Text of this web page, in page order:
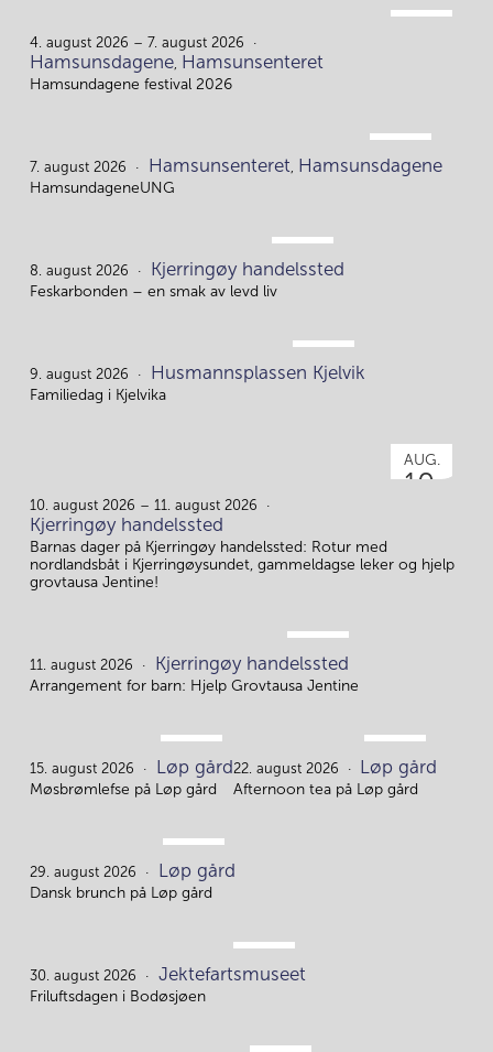
4. august 2026 – 7. august 2026
Hamsunsdagene, Hamsunsenteret
Hamsundagene festival 2026
7.
7. august 2026 Hamsunsenteret, Hamsunsdagene
HamsundageneUNG
8.
8. august 2026 Kjerringøy handelssted
Feskarbonden – en smak av levd liv
9.
9. august 2026 Husmannsplassen Kjelvik
Familiedag i Kjelvika
AUG.
10.
10. august 2026 – 11. august 2026
Kjerringøy handelssted
Barnas dager på Kjerringøy handelssted: Rotur med
nordlandsbåt i Kjerringøysundet, gammeldagse leker og hjelp
grovtausa Jentine!
11.
11. august 2026 Kjerringøy handelssted
Arrangement for barn: Hjelp Grovtausa Jentine
15.
15. august 2026 Løp gård
Møsbrømlefse på Løp gård
22.
22. august 2026 Løp gård
Afternoon tea på Løp gård
29.
29. august 2026 Løp gård
Dansk brunch på Løp gård
30.
30. august 2026 Jektefartsmuseet
Friluftsdagen i Bodøsjøen